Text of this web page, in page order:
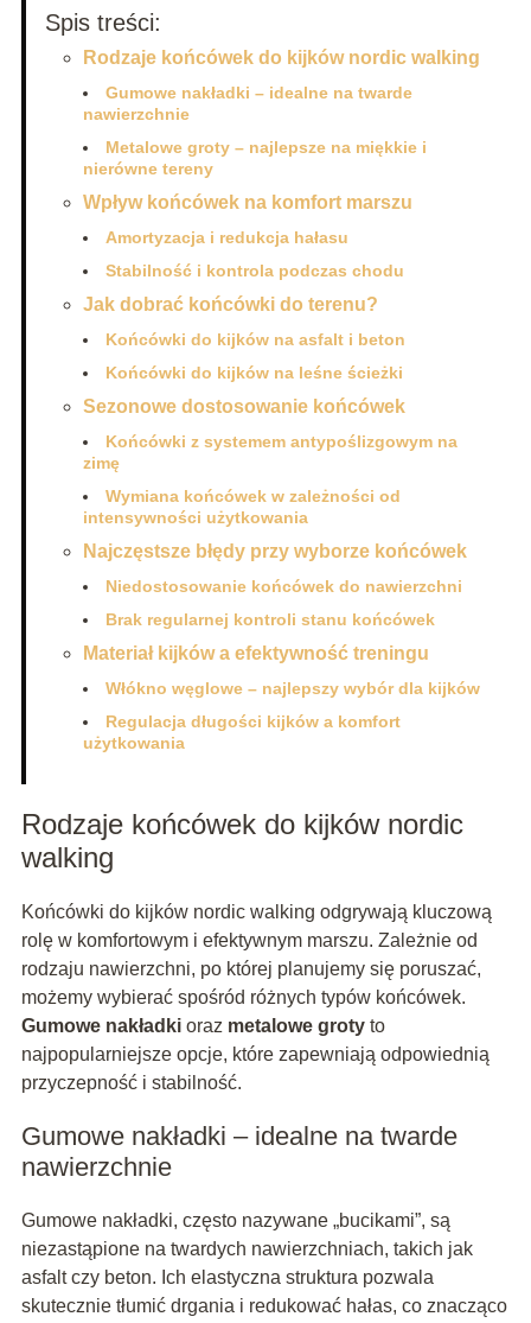
Spis treści:
Rodzaje końcówek do kijków nordic walking
Gumowe nakładki – idealne na twarde
nawierzchnie
Metalowe groty – najlepsze na miękkie i
nierówne tereny
Wpływ końcówek na komfort marszu
Amortyzacja i redukcja hałasu
Stabilność i kontrola podczas chodu
Jak dobrać końcówki do terenu?
Końcówki do kijków na asfalt i beton
Końcówki do kijków na leśne ścieżki
Sezonowe dostosowanie końcówek
Końcówki z systemem antypoślizgowym na
zimę
Wymiana końcówek w zależności od
intensywności użytkowania
Najczęstsze błędy przy wyborze końcówek
Niedostosowanie końcówek do nawierzchni
Brak regularnej kontroli stanu końcówek
Materiał kijków a efektywność treningu
Włókno węglowe – najlepszy wybór dla kijków
Regulacja długości kijków a komfort
użytkowania
Rodzaje końcówek do kijków nordic
walking
Końcówki do kijków nordic walking odgrywają kluczową
rolę w komfortowym i efektywnym marszu. Zależnie od
rodzaju nawierzchni, po której planujemy się poruszać,
możemy wybierać spośród różnych typów końcówek.
Gumowe nakładkioraz metalowe grotyto
najpopularniejsze opcje, które zapewniają odpowiednią
przyczepność i stabilność.
Gumowe nakładki – idealne na twarde
nawierzchnie
Gumowe nakładki, często nazywane „bucikami”, są
niezastąpione na twardych nawierzchniach, takich jak
asfalt czy beton. Ich elastyczna struktura pozwala
skutecznie tłumić drgania i redukować hałas, co znacząco